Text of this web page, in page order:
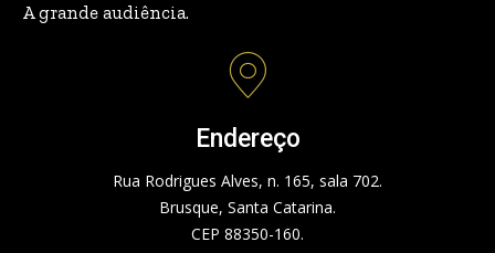
A grande audiência.
Endereço
Rua Rodrigues Alves, n. 165, sala 702.
Brusque, Santa Catarina.
CEP 88350-160.